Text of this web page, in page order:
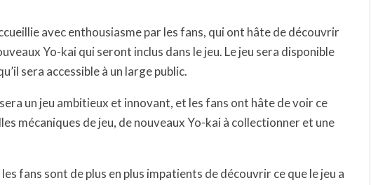
avec enthousiasme par les fans, qui ont hâte de découvrir
Yo-kai qui seront inclus dans le jeu. Le jeu sera disponible
sera accessible à un large public.
un jeu ambitieux et innovant, et les fans ont hâte de voir ce
mécaniques de jeu, de nouveaux Yo-kai à collectionner et une
fans sont de plus en plus impatients de découvrir ce que le jeu a